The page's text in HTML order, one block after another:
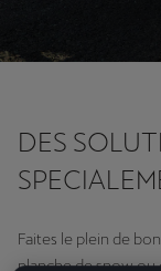
DES
Faites le plein de
planche de snow ou